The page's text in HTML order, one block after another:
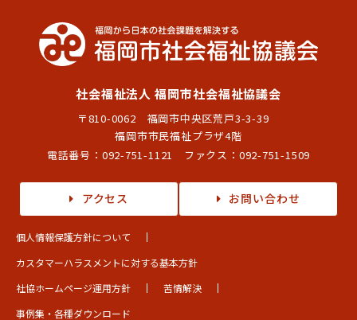
社会福祉法人 福岡市社会福祉協議会
〒810-0062 福岡市中央区荒戸3-3-39
福岡市市民福祉プラザ4階
電話番号： 092-751-1121 ファクス：092-751-1509
アクセス お問い合わせ
個人情報保護方針について
カスタマーハラスメントに対する基本方針
社協ホームページ運用方針
苦情解決
事例集・各種ダウンロード